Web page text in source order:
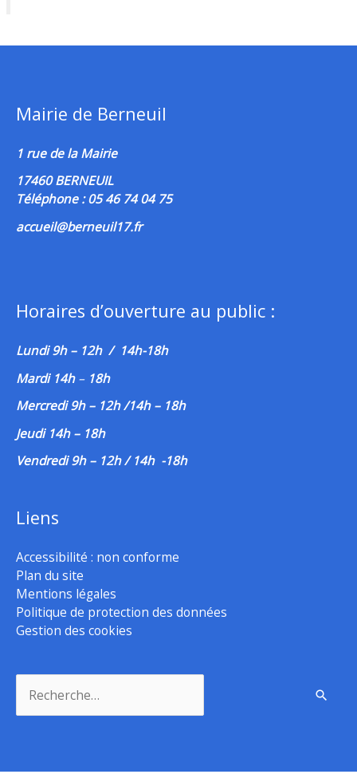
Mairie de Berneuil
1 rue de la Mairie
17460 BERNEUIL
Téléphone : 05 46 74 04 75
accueil@berneuil17.fr
Horaires d’ouverture au public :
Lundi 9h – 12h / 14h-18h
Mardi 14h– 18h
Mercredi 9h – 12h /14h – 18h
Jeudi 14h – 18h
Vendredi 9h – 12h / 14h -18h
Liens
Accessibilité : non conforme
Plan du site
Mentions légales
Politique de protection des données
Gestion des cookies